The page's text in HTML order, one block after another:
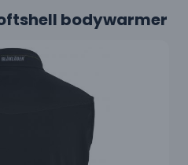
bodywarmer